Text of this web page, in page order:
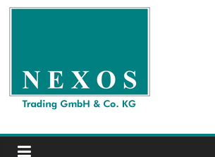
Zum
Nexos
Trading